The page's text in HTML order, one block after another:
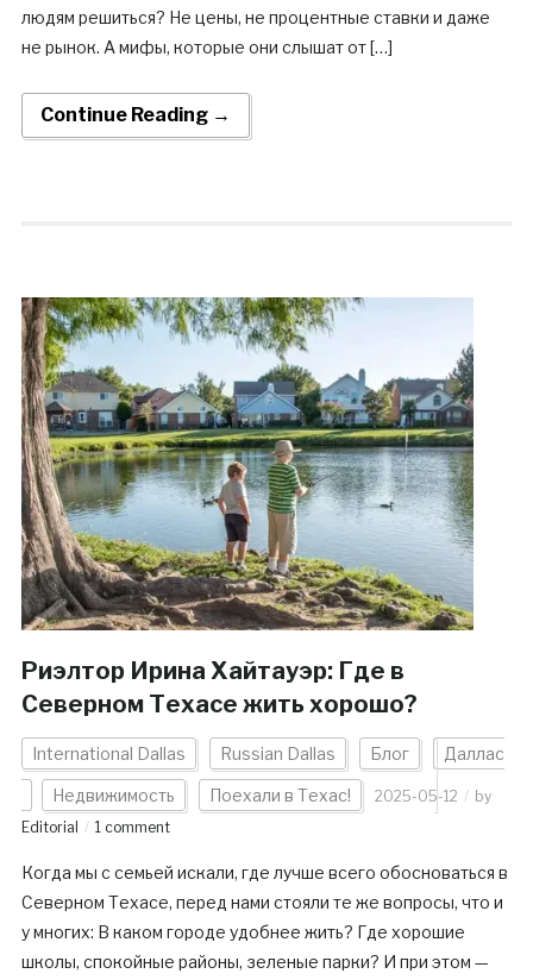
людям решиться? Не цены, не процентные ставки и даже
не рынок. А мифы, которые они слышат от […]
Continue Reading →
Риэлтор Ирина Хайтауэр: Где в
Северном Техасе жить хорошо?
International Dallas Russian Dallas Блог Даллас
Недвижимость Поехали в Техас! 2025-05-12
by
Editorial
1 comment
Когда мы с семьей искали, где лучше всего обосноваться в
Северном Техасе, перед нами стояли те же вопросы, что и
у многих: В каком городе удобнее жить? Где хорошие
школы, спокойные районы, зеленые парки? И при этом —